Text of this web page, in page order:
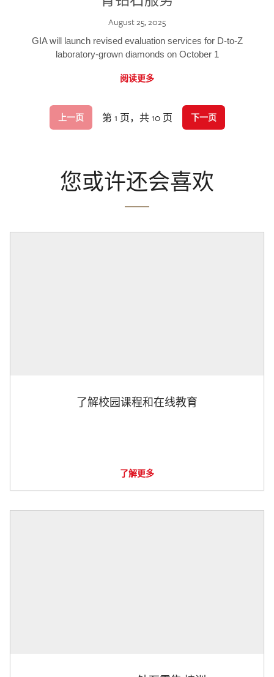
August 25, 2025
GIA will launch revised evaluation services for D-to-Z
laboratory-grown diamonds on October 1
阅读更多
上一页 第 1 页，共 10 页 下一页
您或许还会喜欢
了解校园课程和在线教育
了解更多